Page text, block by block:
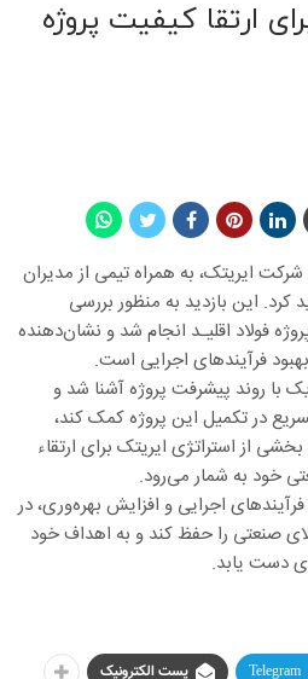
ارتقا کیفیت پروژه
شرکت ایریتک، به همراه تیمی از مدیران
کرد. این بازدید به منظور بررسی
فولاد اقلیـد انجام شد و نشان‌دهنده
فرآیندهای اجرایی است.
با روند پیشرفت پروژه آشنا شد و
در تکمیل این پروژه کمک کند،
از استراتژی ایریتک برای ارتقاء
خود به شمار می‌رود.
اجرایی و افزایش بهره‌وری، در
صنعتی را حفظ کند و به اهداف خود
دست یابد.
Telegram پست الکترونیک